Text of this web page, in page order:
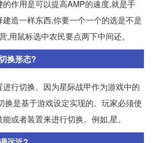
作用是可以提高AMP的速度,就是手
造一样东西,你要一个一个的选是不是
,用鼠标选中农民要点两下中间还。
换形态?
行切换。因为星际战甲作为游戏中的
换是基于游戏设定实现的。玩家必须使
或者装置来进行切换。例如,星。